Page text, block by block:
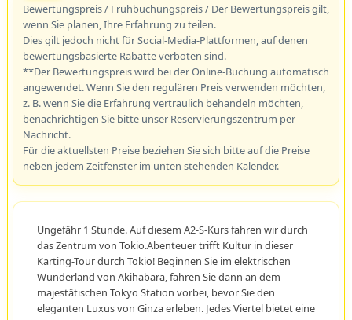
Bewertungspreis / Frühbuchungspreis / Der Bewertungspreis gilt,
wenn Sie planen, Ihre Erfahrung zu teilen.
Dies gilt jedoch nicht für Social-Media-Plattformen, auf denen
bewertungsbasierte Rabatte verboten sind.
**Der Bewertungspreis wird bei der Online-Buchung automatisch
angewendet. Wenn Sie den regulären Preis verwenden möchten,
z. B. wenn Sie die Erfahrung vertraulich behandeln möchten,
benachrichtigen Sie bitte unser Reservierungszentrum per
Nachricht.
Für die aktuellsten Preise beziehen Sie sich bitte auf die Preise
neben jedem Zeitfenster im unten stehenden Kalender.
Ungefähr 1 Stunde. Auf diesem A2-S-Kurs fahren wir durch
das Zentrum von Tokio.Abenteuer trifft Kultur in dieser
Karting-Tour durch Tokio! Beginnen Sie im elektrischen
Wunderland von Akihabara, fahren Sie dann an dem
majestätischen Tokyo Station vorbei, bevor Sie den
eleganten Luxus von Ginza erleben. Jedes Viertel bietet eine